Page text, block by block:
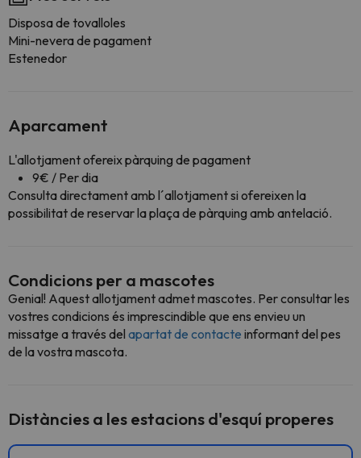
Disposa de tovalloles
Mini-nevera de pagament
Estenedor
Aparcament
L'allotjament ofereix pàrquing de pagament
9€ / Per dia
Consulta directament amb l´allotjament si ofereixen la
possibilitat de reservar la plaça de pàrquing amb antelació.
Condicions per a mascotes
Genial! Aquest allotjament admet mascotes. Per consultar les
vostres condicions és imprescindible que ens envieu un
missatge a través del apartat de contacte informant del pes
de la vostra mascota.
Distàncies a les estacions d'esquí properes